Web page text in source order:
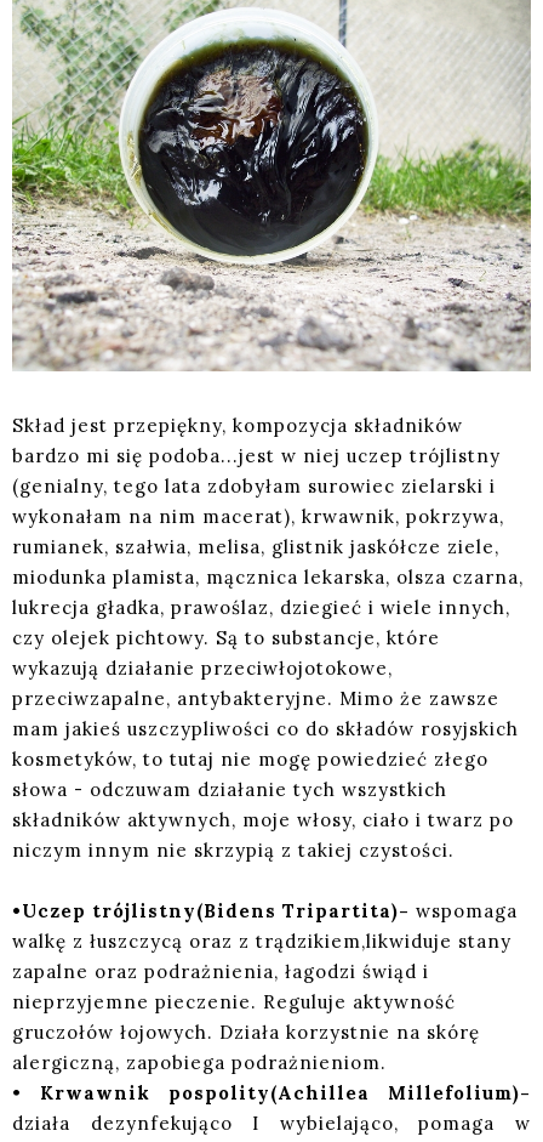
Skład jest przepiękny, kompozycja składników
bardzo mi się podoba...jest w niej uczep trójlistny
(genialny, tego lata zdobyłam surowiec zielarski i
wykonałam na nim macerat), krwawnik, pokrzywa,
rumianek, szałwia, melisa, glistnik jaskółcze ziele,
miodunka plamista, mącznica lekarska, olsza czarna,
lukrecja gładka, prawoślaz, dziegieć i wiele innych,
czy olejek pichtowy. Są to substancje, które
wykazują działanie przeciwłojotokowe,
przeciwzapalne, antybakteryjne. Mimo że zawsze
mam jakieś uszczypliwości co do składów rosyjskich
kosmetyków, to tutaj nie mogę powiedzieć złego
słowa - odczuwam działanie tych wszystkich
składników aktywnych, moje włosy, ciało i twarz po
niczym innym nie skrzypią z takiej czystości.
•Uczep trójlistny(Bidens Tripartita)- wspomaga
walkę z łuszczycą oraz z trądzikiem,likwiduje stany
zapalne oraz podrażnienia, łagodzi świąd i
nieprzyjemne pieczenie. Reguluje aktywność
gruczołów łojowych. Działa korzystnie na skórę
alergiczną, zapobiega podrażnieniom.
• Krwawnik pospolity(Achillea Millefolium)-
działa dezynfekująco I wybielająco, pomaga w